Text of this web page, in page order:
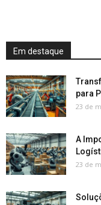
Em destaque
para
23 de
A
23 de